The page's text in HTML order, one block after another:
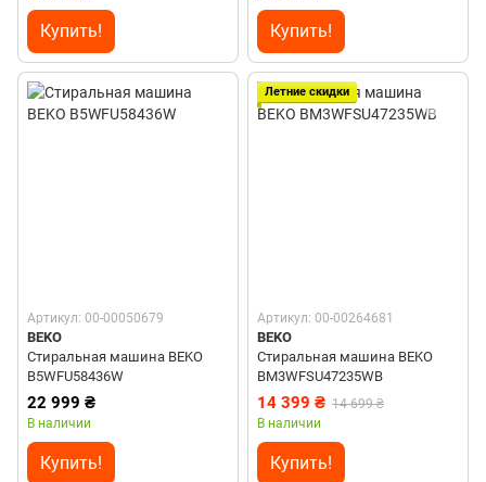
Купить! Купить!
Артикул: 00-00050679
BEKO
Стиральная машина BEKO
B5WFU58436W
22 999 ₴
В наличии
Купить!
Летние скидки
Артикул: 00-00264681
BEKO
Стиральная машина BEKO
BM3WFSU47235WB
14 399 ₴ 14 699 ₴
В наличии
Купить!